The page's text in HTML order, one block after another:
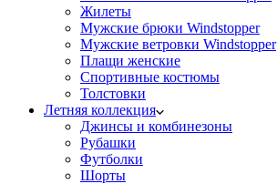
Жилеты
Мужские брюки Windstopper
Мужские ветровки Windstopper
Плащи женские
Спортивные костюмы
Толстовки
Летняя коллекция
Джинсы и комбинезоны
Рубашки
Футболки
Шорты